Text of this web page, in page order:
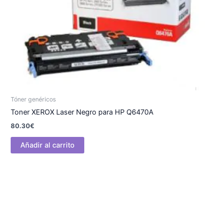
Tóner genéricos
Toner XEROX Laser Negro para HP Q6470A
80.30€
Añadir al carrito